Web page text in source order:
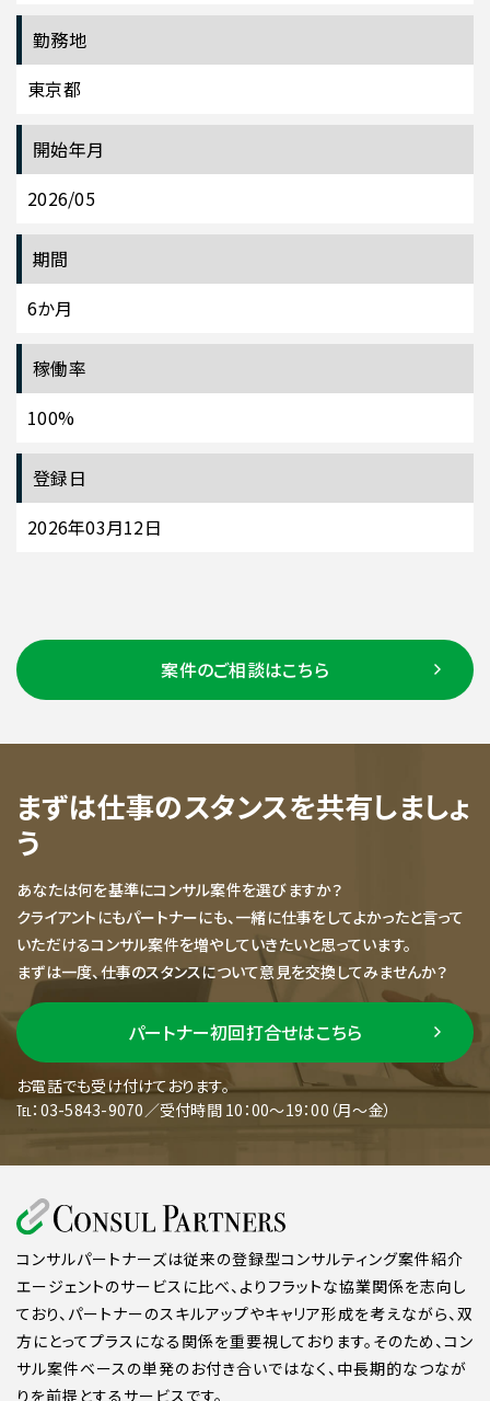
勤務地
東京都
開始年月
2026/05
期間
6か月
稼働率
100%
登録日
2026年03月12日
案件のご相談はこちら
まずは仕事のスタンスを共有しましょ
う
あなたは何を基準にコンサル案件を選びますか？
クライアントにもパートナーにも、一緒に仕事をしてよかったと言って
いただけるコンサル案件を増やしていきたいと思っています。
まずは一度、仕事のスタンスについて意見を交換してみませんか？
パートナー初回打合せはこちら
お電話でも受け付けております。
℡：03-5843-9070／受付時間 10：00～19：00（月～金）
コンサルパートナーズは従来の登録型コンサルティング案件紹介
エージェントのサービスに比べ、よりフラットな協業関係を志向し
ており、パートナーのスキルアップやキャリア形成を考えながら、双
方にとってプラスになる関係を重要視しております。そのため、コン
サル案件ベースの単発のお付き合いではなく、中長期的なつなが
りを前提とするサービスです。